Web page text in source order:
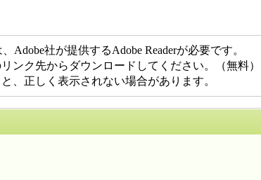
社が提供するAdobe Readerが必要です。
ンク先からダウンロードしてください。（無料）
、正しく表示されない場合があります。